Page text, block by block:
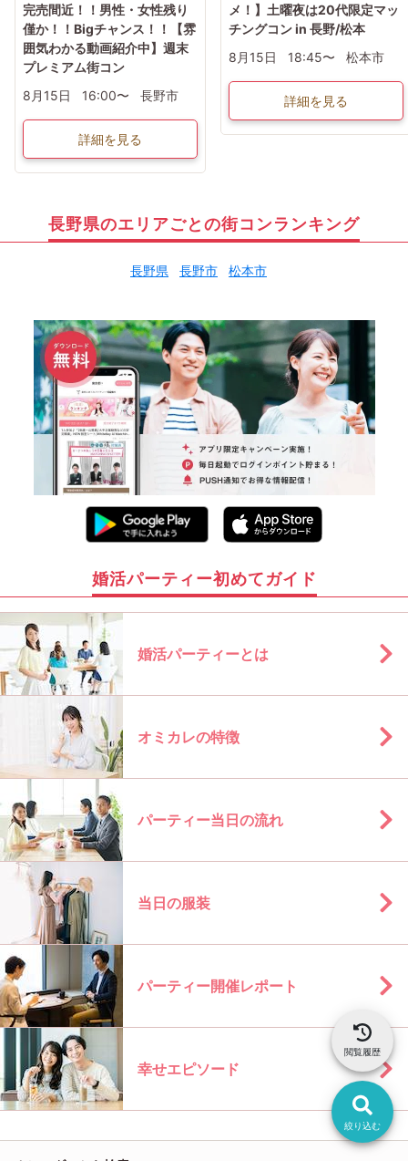
絞り込む
閲覧履歴
完売間近！！男性・女性残り
僅か！！Bigチャンス！！【雰
囲気わかる動画紹介中】週末
プレミアム街コン
8月15日
16:00〜 長野市
詳細を見る
メ！】土曜夜は20代限定マッ
チングコン in 長野/松本
8月15日
18:45〜 松本市
詳細を見る
長野県のエリアごとの街コンランキング
長野県 長野市 松本市
婚活パーティー初めてガイド
婚活パーティーとは
オミカレの特徴
パーティー当日の流れ
当日の服装
パーティー開催レポート
幸せエピソード